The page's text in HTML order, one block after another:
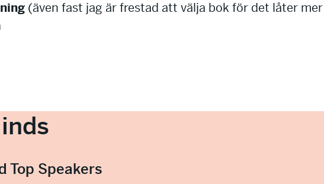
(även fast jag är frestad att välja bok för det låter
Top Speakers